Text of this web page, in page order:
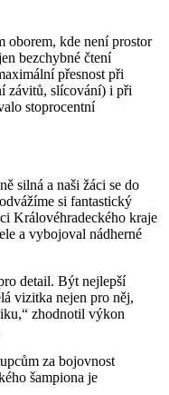
oborem, kde není prostor
bezchybné čtení
přesnost při
závitů, slícování) i při
stoprocentní
silná a naši žáci se do
si fantastický
Královéhradeckého kraje
a vybojoval nádherné
detail. Být nejlepší
vizitka nejen pro něj,
zhodnotil výkon
za bojovnost
šampiona je